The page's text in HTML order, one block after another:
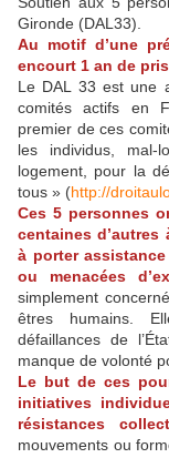
Gironde (DAL33).
Au motif d’une
encourt 1 an de
Le DAL 33 est une
comités actifs en
premier de ces
les individus, mal-
logement, pour la
tous » (http://
Ces 5 personnes
centaines d’autres
à porter
ou menacées
simplement
êtres humains.
défaillances de
manque de volonté
Le but de ces
initiatives
résistances
mouvements ou